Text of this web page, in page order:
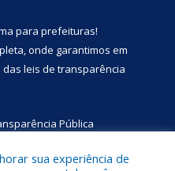
para prefeituras!
onde garantimos em
das leis de transparência
Pública
sua experiência de